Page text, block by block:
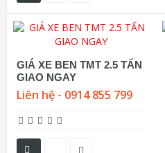
GIÁ XE BEN TMT 2.5 TẤN
GIAO NGAY
Liên hệ - 0914 855 799